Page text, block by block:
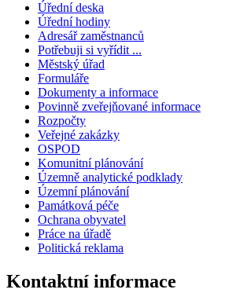
Úřední deska
Úřední hodiny
Adresář zaměstnanců
Potřebuji si vyřídit ...
Městský úřad
Formuláře
Dokumenty a informace
Povinně zveřejňované informace
Rozpočty
Veřejné zakázky
OSPOD
Komunitní plánování
Územně analytické podklady
Územní plánování
Památková péče
Ochrana obyvatel
Práce na úřadě
Politická reklama
Kontaktní informace